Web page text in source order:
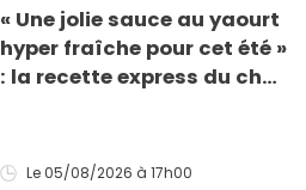
« Une jolie sauce au yaourt
hyper fraîche pour cet été »
: la recette express du chef
grillades
Le 05/08/2026 à 17h00